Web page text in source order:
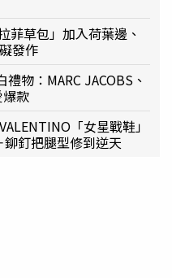
菲草包」加入荷葉邊、
發作
物：MARC JACOBS、
爆款
「女星戰鞋」
釘把腿型修到逆天